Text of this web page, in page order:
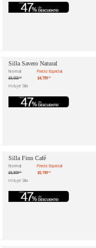
Silla Savero Natural
Normal
$9,055.09
Precio Especial
$4,799.20
Incluye: Silla
Silla Finn Café
Normal
$9,809.81
Precio Especial
$5,199.20
Incluye: Silla